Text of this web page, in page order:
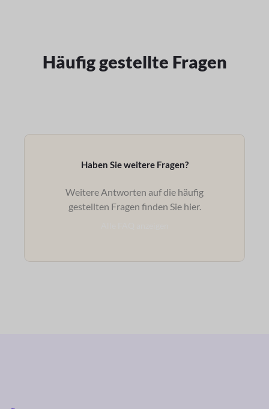
Häufig gestellte Fragen
Haben Sie weitere Fragen?
Weitere Antworten auf die häufig
gestellten Fragen finden Sie hier.